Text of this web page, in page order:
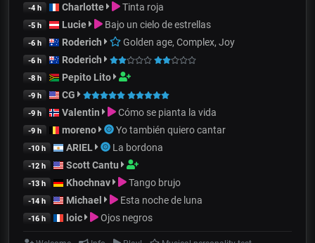
-4 h Charlotte Tinta roja
-5 h Lucie Bajo un cielo de estrellas
-6 h Roderich Golden age, Complex, Joy
-6 h Roderich
-8 h Pepito Lito
-9 h CG
-9 h Valentin Cómo se pianta la vida
-9 h moreno Yo también quiero cantar
-10 h ARIEL La bordona
-12 h Scott Cantu
-13 h Khochnav Tango brujo
-14 h Michael Esta noche de luna
-16 h loic Ojos negros